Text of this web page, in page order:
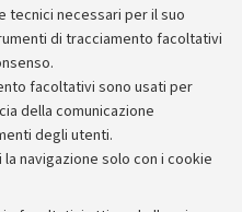
tecnici necessari per il suo
di tracciamento facoltativi
facoltativi sono usati per
della comunicazione
degli utenti.
navigazione solo con i cookie
5x1000
UniboStore